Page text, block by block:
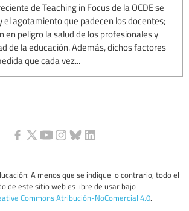
de Teaching in Focus de la OCDE se
el agotamiento que padecen los docentes;
en peligro la salud de los profesionales y
de la educación. Además, dichos factores
que cada vez...
A menos que se indique lo contrario, todo el
de este sitio web es libre de usar bajo
Commons Atribución-NoComercial 4.0.